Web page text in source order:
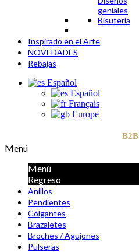
geniales
Bisutería
Inspirado en el Arte
NOVEDADES
Rebajas
Español
Español
Français
Europe
B2B
Menú
Menú
Regreso
Anillos
Pendientes
Colgantes
Brazaletes
Broches / Agujones
Pulseras